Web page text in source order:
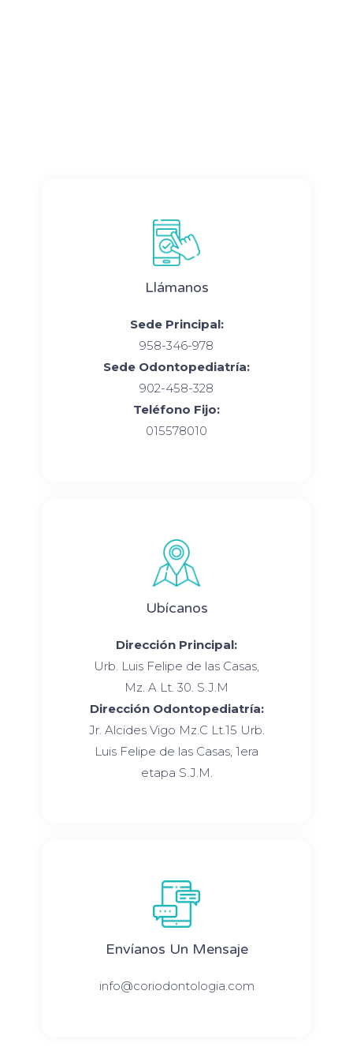
Llámanos
Sede Principal:
958-346-978
Sede Odontopediatría:
902-458-328
Teléfono Fijo:
015578010
Ubícanos
Dirección Principal:
Urb. Luis Felipe de las Casas,
Mz. A Lt. 30. S.J.M
Dirección Odontopediatría:
Jr. Alcides Vigo Mz.C Lt.15 Urb.
Luis Felipe de las Casas, 1era
etapa S.J.M.
Envíanos Un Mensaje
info@coriodontologia.com